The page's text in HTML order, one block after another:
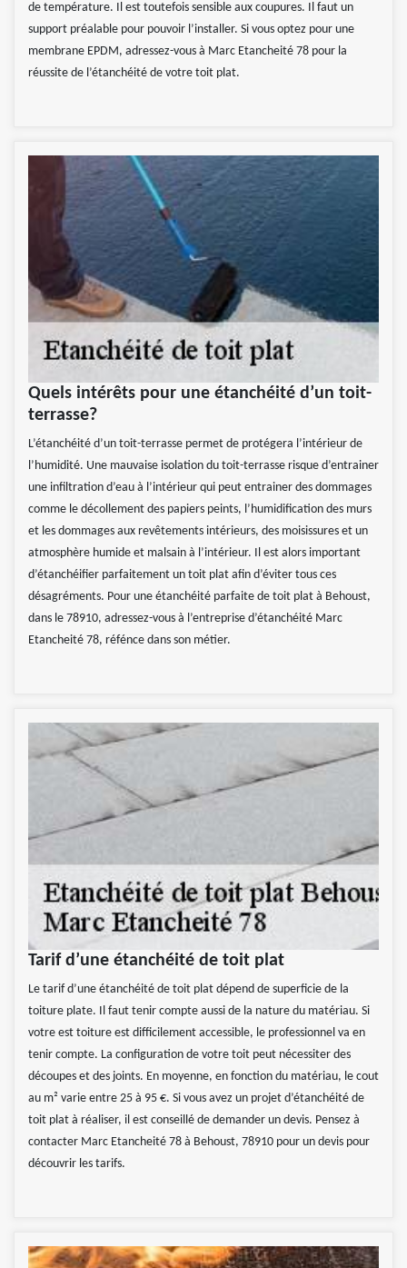
de température. Il est toutefois sensible aux coupures. Il faut un
support préalable pour pouvoir l’installer. Si vous optez pour une
membrane EPDM, adressez-vous à Marc Etancheité 78 pour la
réussite de l’étanchéité de votre toit plat.
Quels intérêts pour une étanchéité d’un toit-
terrasse?
L’étanchéité d’un toit-terrasse permet de protégera l’intérieur de
l’humidité. Une mauvaise isolation du toit-terrasse risque d’entrainer
une infiltration d’eau à l’intérieur qui peut entrainer des dommages
comme le décollement des papiers peints, l’humidification des murs
et les dommages aux revêtements intérieurs, des moisissures et un
atmosphère humide et malsain à l’intérieur. Il est alors important
d’étanchéifier parfaitement un toit plat afin d’éviter tous ces
désagréments. Pour une étanchéité parfaite de toit plat à Behoust,
dans le 78910, adressez-vous à l’entreprise d’étanchéité Marc
Etancheité 78, réfénce dans son métier.
Tarif d’une étanchéité de toit plat
Le tarif d’une étanchéité de toit plat dépend de superficie de la
toiture plate. Il faut tenir compte aussi de la nature du matériau. Si
votre est toiture est difficilement accessible, le professionnel va en
tenir compte. La configuration de votre toit peut nécessiter des
découpes et des joints. En moyenne, en fonction du matériau, le cout
au m² varie entre 25 à 95 €. Si vous avez un projet d’étanchéité de
toit plat à réaliser, il est conseillé de demander un devis. Pensez à
contacter Marc Etancheité 78 à Behoust, 78910 pour un devis pour
découvrir les tarifs.